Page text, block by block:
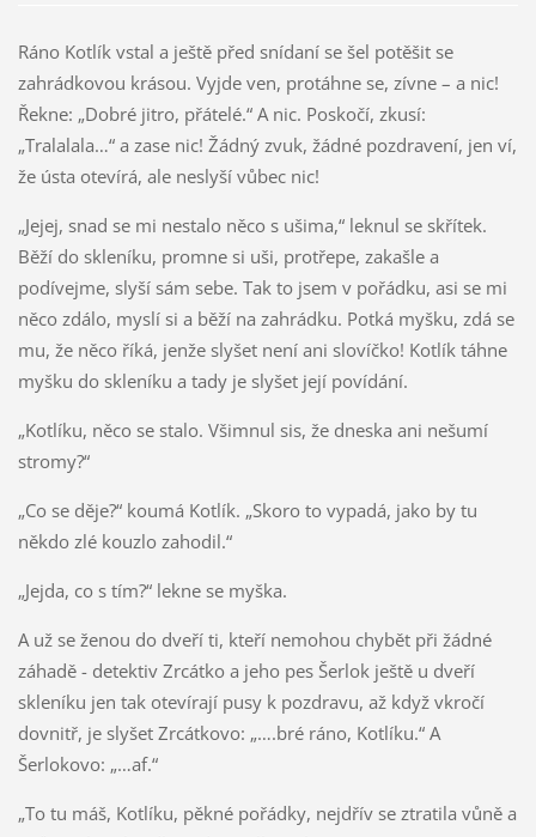
Ráno Kotlík vstal a ještě před snídaní se šel potěšit se
zahrádkovou krásou. Vyjde ven, protáhne se, zívne – a nic!
Řekne: „Dobré jitro, přátelé.“ A nic. Poskočí, zkusí:
„Tralalala…“ a zase nic! Žádný zvuk, žádné pozdravení, jen ví,
že ústa otevírá, ale neslyší vůbec nic!
„Jejej, snad se mi nestalo něco s ušima,“ leknul se skřítek.
Běží do skleníku, promne si uši, protřepe, zakašle a
podívejme, slyší sám sebe. Tak to jsem v pořádku, asi se mi
něco zdálo, myslí si a běží na zahrádku. Potká myšku, zdá se
mu, že něco říká, jenže slyšet není ani slovíčko! Kotlík táhne
myšku do skleníku a tady je slyšet její povídání.
„Kotlíku, něco se stalo. Všimnul sis, že dneska ani nešumí
stromy?“
„Co se děje?“ koumá Kotlík. „Skoro to vypadá, jako by tu
někdo zlé kouzlo zahodil.“
„Jejda, co s tím?“ lekne se myška.
A už se ženou do dveří ti, kteří nemohou chybět při žádné
záhadě - detektiv Zrcátko a jeho pes Šerlok ještě u dveří
skleníku jen tak otevírají pusy k pozdravu, až když vkročí
dovnitř, je slyšet Zrcátkovo: „….bré ráno, Kotlíku.“ A
Šerlokovo: „…af.“
„To tu máš, Kotlíku, pěkné pořádky, nejdřív se ztratila vůně a